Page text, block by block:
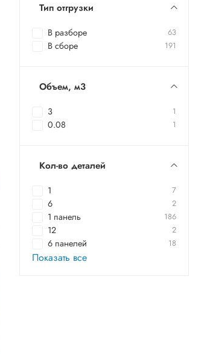
Тип отгрузки
В разборе 63
В сборе 191
Объем, м3
3 1
0.08 1
Кол-во деталей
1 7
6 2
1 панель 186
12 2
6 панелей 18
Показать все